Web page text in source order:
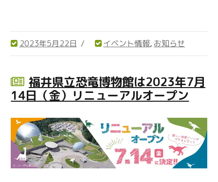
投
日:
2023年5月22日
カ
ゴ
リ
ー
イベント情報, お知らせ
福井県立恐竜博物館は2023年7月
14日（金）リニューアルオープン